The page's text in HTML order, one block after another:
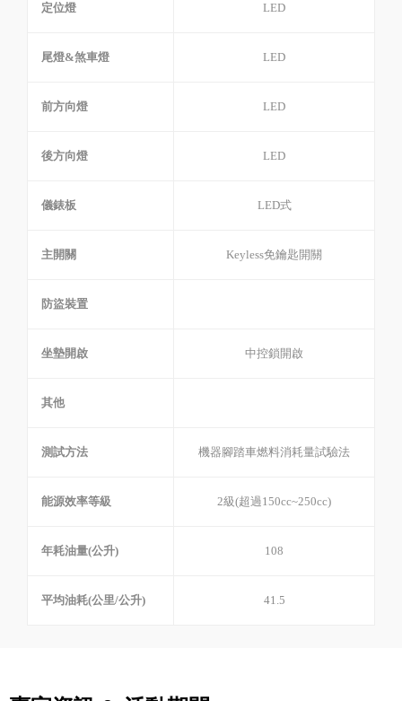
定位燈 LED
尾燈&煞車燈 LED
前方向燈 LED
後方向燈 LED
儀錶板 LED式
主開關 Keyless免鑰匙開關
防盜裝置
坐墊開啟 中控鎖開啟
其他
測試方法 機器腳踏車燃料消耗量試驗法
能源效率等級 2級(超過150cc~250cc)
年耗油量(公升) 108
平均油耗(公里/公升) 41.5